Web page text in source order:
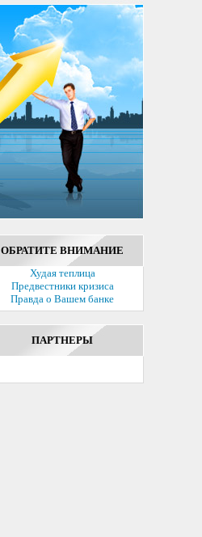
ОБРАТИТЕ ВНИМАНИЕ
Худая теплица
Предвестники кризиса
Правда о Вашем банке
ПАРТНЕРЫ